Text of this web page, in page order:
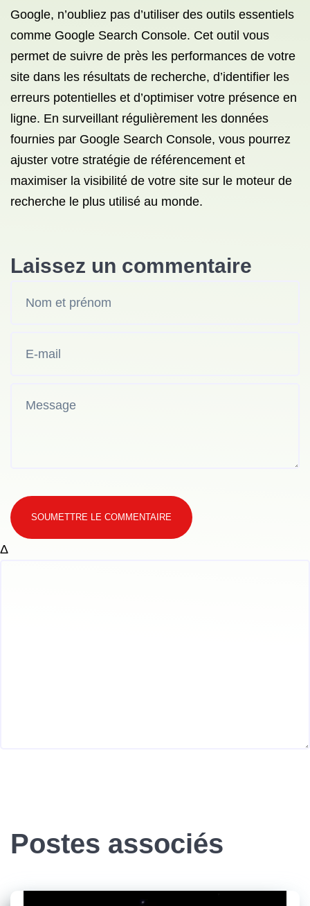
Google, n’oubliez pas d’utiliser des outils essentiels
comme Google Search Console. Cet outil vous
permet de suivre de près les performances de votre
site dans les résultats de recherche, d’identifier les
erreurs potentielles et d’optimiser votre présence en
ligne. En surveillant régulièrement les données
fournies par Google Search Console, vous pourrez
ajuster votre stratégie de référencement et
maximiser la visibilité de votre site sur le moteur de
recherche le plus utilisé au monde.
Laissez un commentaire
SOUMETTRE LE COMMENTAIRE
Δ
Postes associés